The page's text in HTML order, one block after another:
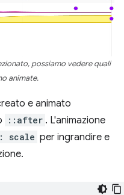
possiamo vedere quali
animate.
e animato
::after . L'animazione
scale per ingrandire e